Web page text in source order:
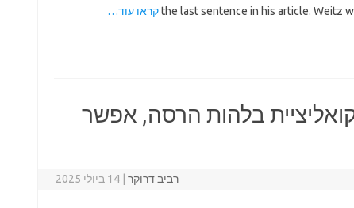
the last sentence in his article. Weitz קראו עוד…
בלהות הרסה, אפשר
רביב דרוקר 14 ביולי 2025